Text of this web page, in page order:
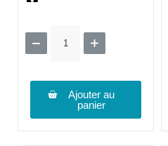
Ajouter au
panier